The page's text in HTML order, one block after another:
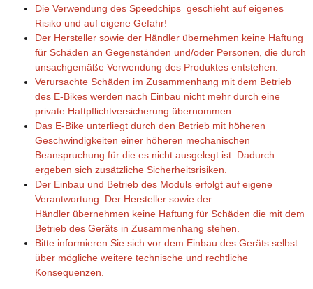
Die Verwendung des Speedchips geschieht auf eigenes
Risiko und auf eigene Gefahr!
Der Hersteller sowie der Händler übernehmen keine Haftung
für Schäden an Gegenständen und/oder Personen, die durch
unsachgemäße Verwendung des Produktes entstehen.
Verursachte Schäden im Zusammenhang mit dem Betrieb
des E-Bikes werden nach Einbau nicht mehr durch eine
private Haftpflichtversicherung übernommen.
Das E-Bike unterliegt durch den Betrieb mit höheren
Geschwindigkeiten einer höheren mechanischen
Beanspruchung für die es nicht ausgelegt ist. Dadurch
ergeben sich zusätzliche Sicherheitsrisiken.
Der Einbau und Betrieb des Moduls erfolgt auf eigene
Verantwortung. Der Hersteller sowie der
Händler übernehmen keine Haftung für Schäden die mit dem
Betrieb des Geräts in Zusammenhang stehen.
Bitte informieren Sie sich vor dem Einbau des Geräts selbst
über mögliche weitere technische und rechtliche
Konsequenzen.